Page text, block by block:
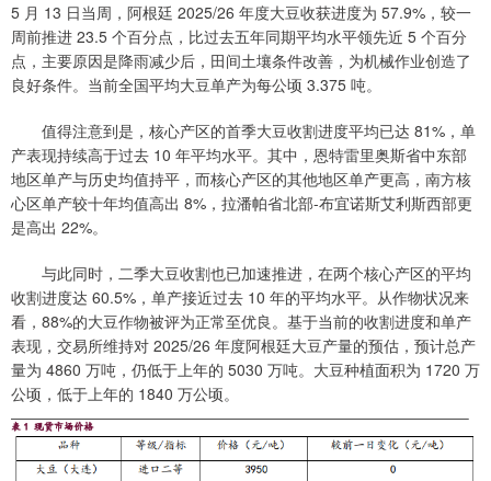
5 月 13 日当周，阿根廷 2025/26 年度大豆收获进度为 57.9%，较一
周前推进 23.5 个百分点，比过去五年同期平均水平领先近 5 个百分
点，主要原因是降雨减少后，田间土壤条件改善，为机械作业创造了
良好条件。当前全国平均大豆单产为每公顷 3.375 吨。
值得注意到是，核心产区的首季大豆收割进度平均已达 81%，单
产表现持续高于过去 10 年平均水平。其中，恩特雷里奥斯省中东部
地区单产与历史均值持平，而核心产区的其他地区单产更高，南方核
心区单产较十年均值高出 8%，拉潘帕省北部-布宜诺斯艾利斯西部更
是高出 22%。
与此同时，二季大豆收割也已加速推进，在两个核心产区的平均
收割进度达 60.5%，单产接近过去 10 年的平均水平。从作物状况来
看，88%的大豆作物被评为正常至优良。基于当前的收割进度和单产
表现，交易所维持对 2025/26 年度阿根廷大豆产量的预估，预计总产
量为 4860 万吨，仍低于上年的 5030 万吨。大豆种植面积为 1720 万
公顷，低于上年的 1840 万公顷。